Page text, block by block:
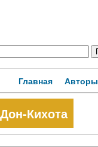
Главная Авторы
Кихота